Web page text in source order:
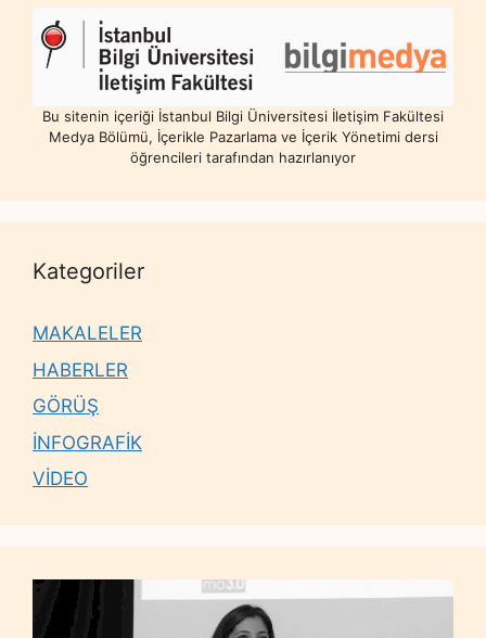
Bu sitenin içeriği İstanbul Bilgi Üniversitesi İletişim Fakültesi
Medya Bölümü, İçerikle Pazarlama ve İçerik Yönetimi dersi
öğrencileri tarafından hazırlanıyor
Kategoriler
MAKALELER
HABERLER
GÖRÜŞ
İNFOGRAFİK
VİDEO